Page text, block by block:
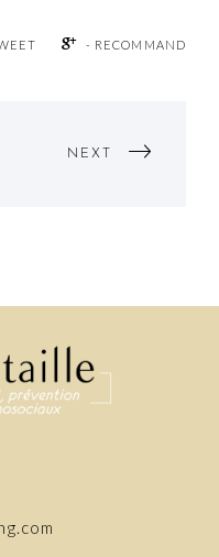
- RECOMMAND
NEXT